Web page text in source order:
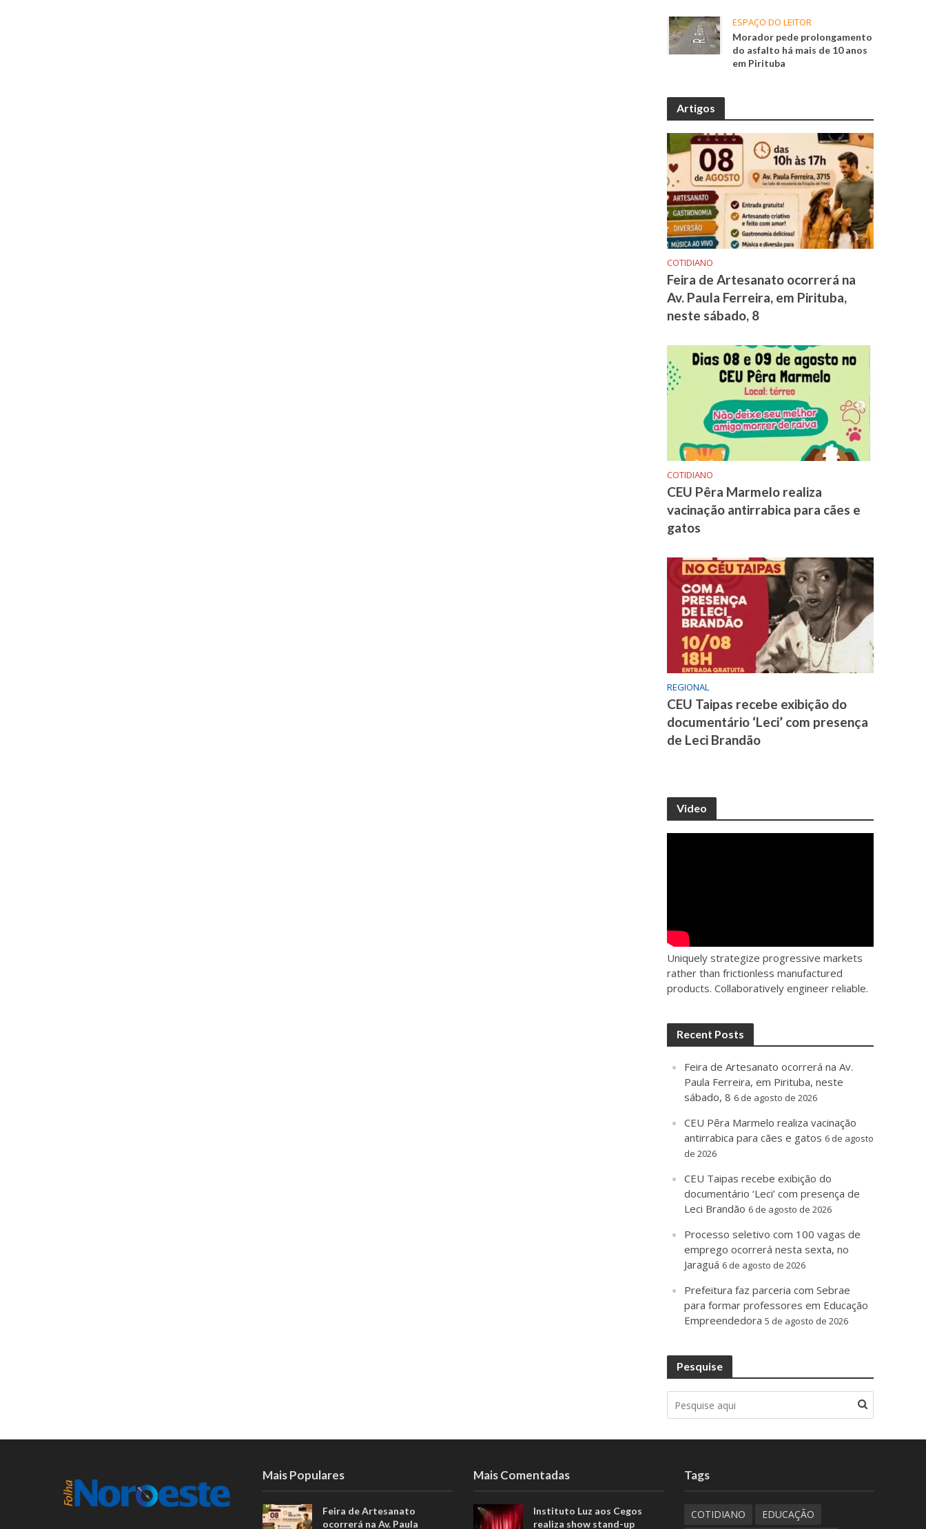
ESPAÇO DO LEITOR
Morador pede prolongamento
do asfalto há mais de 10 anos
em Pirituba
Artigos
COTIDIANO
Feira de Artesanato ocorrerá na
Av. Paula Ferreira, em Pirituba,
neste sábado, 8
COTIDIANO
CEU Pêra Marmelo realiza
vacinação antirrabica para cães e
gatos
REGIONAL
CEU Taipas recebe exibição do
documentário ‘Leci’ com presença
de Leci Brandão
Video
Uniquely strategize progressive markets
rather than frictionless manufactured
products. Collaboratively engineer reliable.
Recent Posts
Feira de Artesanato ocorrerá na Av.
Paula Ferreira, em Pirituba, neste
sábado, 8 6 de agosto de 2026
CEU Pêra Marmelo realiza vacinação
antirrabica para cães e gatos 6 de agosto
de 2026
CEU Taipas recebe exibição do
documentário ‘Leci’ com presença de
Leci Brandão 6 de agosto de 2026
Processo seletivo com 100 vagas de
emprego ocorrerá nesta sexta, no
Jaraguá 6 de agosto de 2026
Prefeitura faz parceria com Sebrae
para formar professores em Educação
Empreendedora 5 de agosto de 2026
Pesquise
Mais Populares
Feira de Artesanato
ocorrerá na Av. Paula
Mais Comentadas
Instituto Luz aos Cegos
realiza show stand-up
Tags
COTIDIANO EDUCAÇÃO